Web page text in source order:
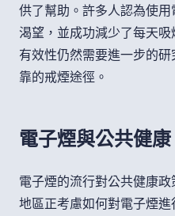
供了幫助。許多人認為使
渴望，並成功減少了每天
有效性仍然需要進一步的
靠的戒煙途徑。
電子煙與公共健康
電子煙的流行對公共健康
地區正考慮如何對電子煙